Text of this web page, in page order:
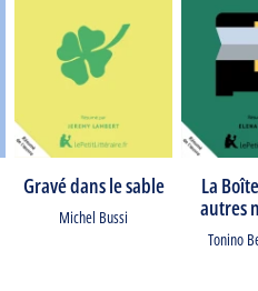
Gravé dans le sable
Michel Bussi
La
autres
Tonino